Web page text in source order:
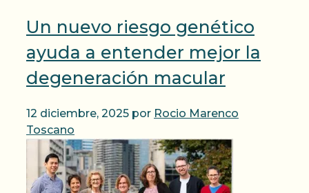
Un nuevo riesgo genético
ayuda a entender mejor la
degeneración macular
12 diciembre, 2025 por Rocio Marenco
Toscano